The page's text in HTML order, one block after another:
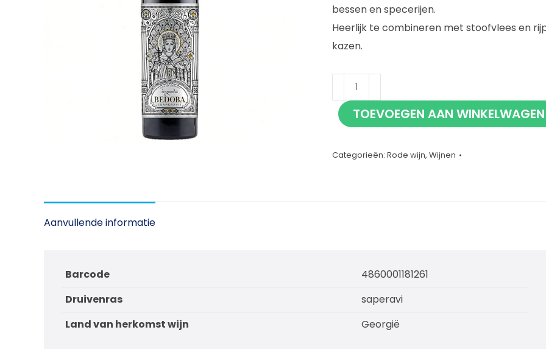
bessen en specerijen.
Heerlijk te combineren met stoofvlees en
kazen.
Bedoba
Saperavi
75cl
TOEVOEGEN AAN WINKELWAGEN
Categorieën: Rode wijn, Wijnen
Aanvullende informatie
Barcode
4860001181261
Druivenras
saperavi
Land van herkomst wijn
Georgië